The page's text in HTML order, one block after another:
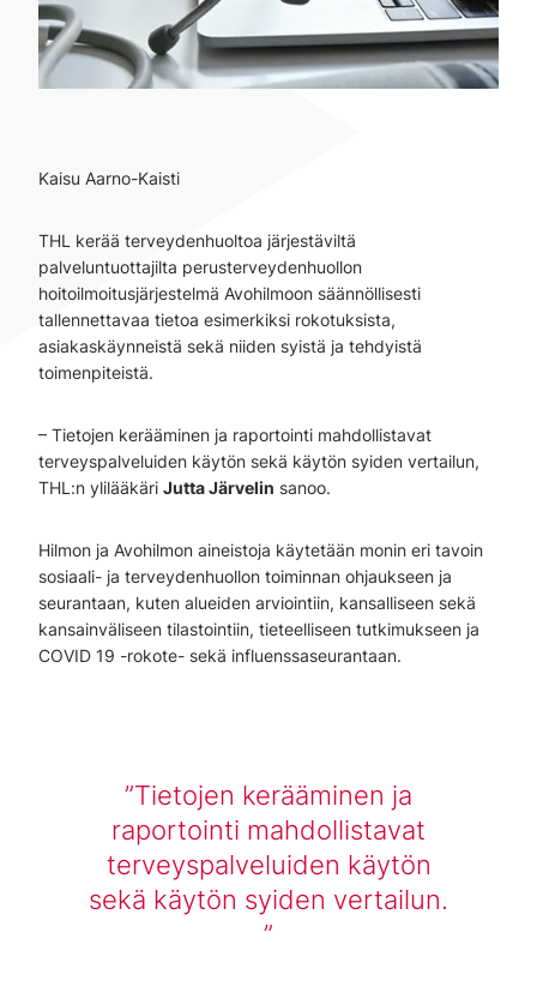
Kaisu Aarno-Kaisti
THL kerää terveydenhuoltoa järjestäviltä
palveluntuottajilta perusterveydenhuollon
hoitoilmoitusjärjestelmä Avohilmoon säännöllisesti
tallennettavaa tietoa esimerkiksi rokotuksista,
asiakaskäynneistä sekä niiden syistä ja tehdyistä
toimenpiteistä.
– Tietojen kerääminen ja raportointi mahdollistavat
terveyspalveluiden käytön sekä käytön syiden vertailun,
THL:n ylilääkäri Jutta Järvelin sanoo.
Hilmon ja Avohilmon aineistoja käytetään monin eri tavoin
sosiaali- ja terveydenhuollon toiminnan ohjaukseen ja
seurantaan, kuten alueiden arviointiin, kansalliseen sekä
kansainväliseen tilastointiin, tieteelliseen tutkimukseen ja
COVID 19 -rokote- sekä influenssaseurantaan.
Tietojen kerääminen ja
raportointi mahdollistavat
terveyspalveluiden käytön
sekä käytön syiden vertailun.